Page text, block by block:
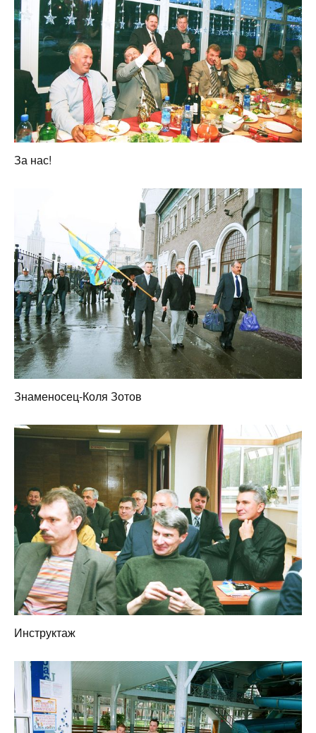
За нас!
Знаменосец-Коля Зотов
Инструктаж